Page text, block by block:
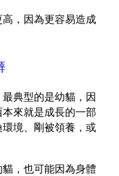
，因為更容易造成
典型的是幼貓，因
來就是成長的一部
境、剛被領養，或
，也可能因為身體